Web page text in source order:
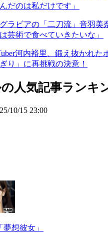
だのは私だけです」
ラビアの「二刀流」音羽美
芸術で食べていきたいな」
河内裕里、鍛え抜かれた
り」に再挑戦の決意！
人気記事ランキ
10/15 23:00
想彼女」